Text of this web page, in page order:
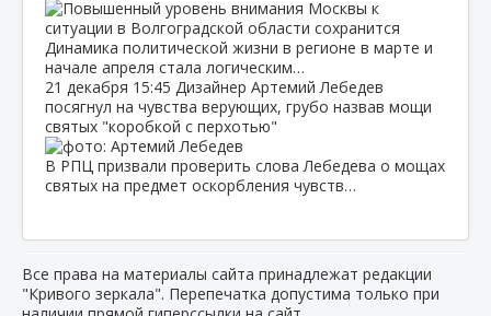
Динамика политической жизни в регионе в марте и
начале апреля стала логическим…
21 декабря 15:45 Дизайнер Артемий Лебедев
посягнул на чувства верующих, грубо назвав мощи
святых "коробкой с перхотью"
В РПЦ призвали проверить слова Лебедева о мощах
святых на предмет оскорбления чувств…
Все права на материалы сайта принадлежат редакции
"Кривого зеркала". Перепечатка допустима только при